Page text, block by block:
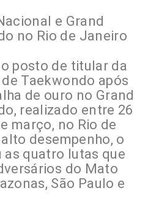
e Grand
no Rio de Janeiro
posto de titular da
Taekwondo após
de ouro no Grand
realizado entre 26
março, no Rio de
desempenho, o
quatro lutas que
do Mato
São Paulo e